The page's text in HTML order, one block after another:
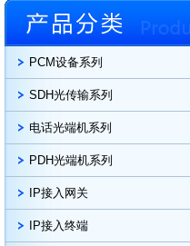
PCM设备系列
SDH光传输系列
电话光端机系列
PDH光端机系列
IP接入网关
IP接入终端